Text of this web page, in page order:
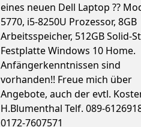
eines neuen Dell Laptop ??
5770, i5-8250U Prozessor, 8GB
Arbeitsspeicher, 512GB Solid-
Festplatte Windows 10 Home.
Anfängerkenntnissen sind
vorhanden!! Freue mich über
Angebote, auch der evtl.
H.Blumenthal Telf. 089-
0172-7607571